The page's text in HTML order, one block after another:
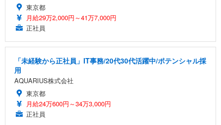
東京都
月給29万2,000円～41万7,000円
正社員
「未経験から正社員」IT事務/20代30代活躍中/ポテンシャル採
用
AQUARIUS株式会社
東京都
月給24万600円～34万3,000円
正社員